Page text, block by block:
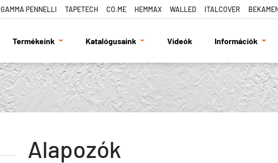
GAMMA PENNELLI TAPETECH CO.ME HEMMAX WALLED ITALCOVER
Termékeink Katalógusaink Videók Információk
Alapozók